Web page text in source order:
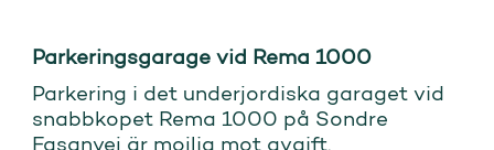
Parkeringsgarage vid Rema 1000
Parkering i det underjordiska garaget vid
snabbkopet Rema 1000 på Sondre
Fasanvej är mojlig mot avgift.